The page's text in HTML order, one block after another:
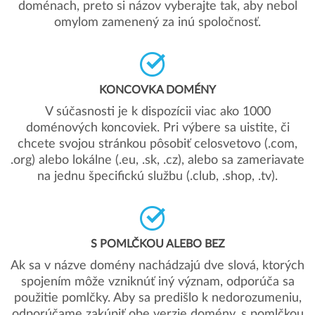
doménach, preto si názov vyberajte tak, aby nebol
omylom zamenený za inú spoločnosť.
KONCOVKA DOMÉNY
V súčasnosti je k dispozícii viac ako 1000
doménových koncoviek. Pri výbere sa uistite, či
chcete svojou stránkou pôsobiť celosvetovo (.com,
.org) alebo lokálne (.eu, .sk, .cz), alebo sa zameriavate
na jednu špecifickú službu (.club, .shop, .tv).
S POMLČKOU ALEBO BEZ
Ak sa v názve domény nachádzajú dve slová, ktorých
spojením môže vzniknúť iný význam, odporúča sa
použitie pomlčky. Aby sa predišlo k nedorozumeniu,